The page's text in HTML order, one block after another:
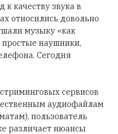
к качеству звука в
относились довольно
музыку «как
наушники,
Сегодня
сервисов
аудиофайлам
пользователь
различает нюансы